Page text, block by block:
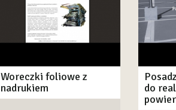
Woreczki foliowe z
nadrukiem
do